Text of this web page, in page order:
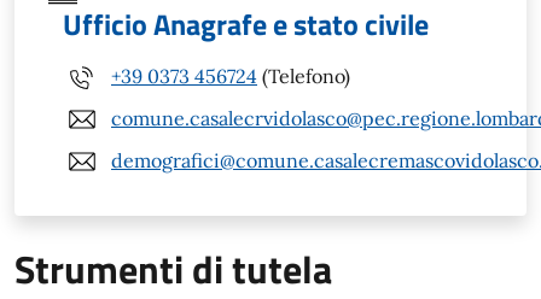
Ufficio Anagrafe e stato civile
+39 0373 456724 (Telefono)
Strumenti di tutela